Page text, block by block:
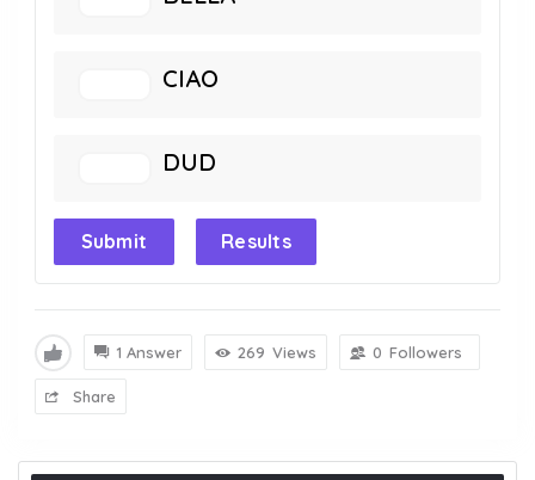
CIAO
DUD
Submit Results
1 Answer 269 Views 0 Followers
Share